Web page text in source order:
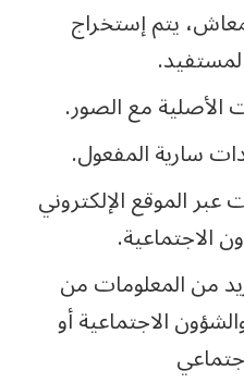
يتم إستخراج
مع الصور.
سارية المفعول.
الموقع الإلكتروني
الاجتماعية.
من المعلومات من
الاجتماعية أو